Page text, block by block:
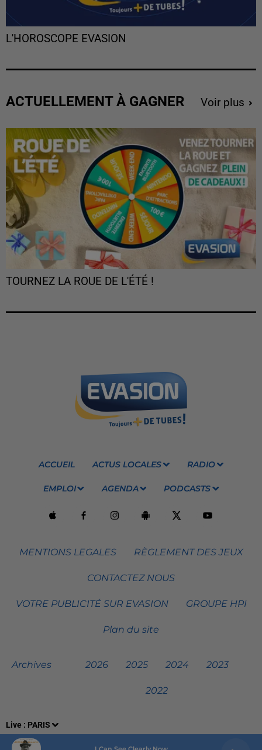
Live : PARIS
L'HOROSCOPE EVASION
ACTUELLEMENT À GAGNER Voir plus
TOURNEZ LA ROUE DE L'ÉTÉ !
ACCUEIL ACTUS LOCALES RADIO
EMPLOI AGENDA PODCASTS
MENTIONS LEGALES RÈGLEMENT DES JEUX
CONTACTEZ NOUS
VOTRE PUBLICITÉ SUR EVASION GROUPE HPI
Plan du site
Archives 2026 2025 2024 2023
2022